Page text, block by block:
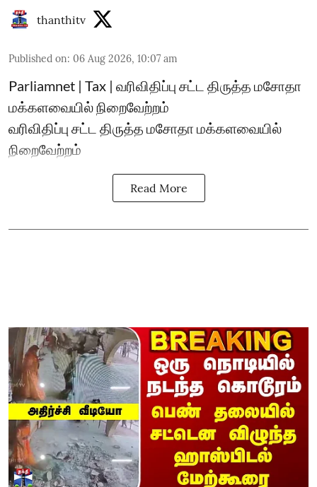
thanthitv
Published on: 06 Aug 2026, 10:07 am
Parliamnet | Tax | வரிவிதிப்பு சட்ட திருத்த மசோதா
மக்களவையில் நிறைவேற்றம்
வரிவிதிப்பு சட்ட திருத்த மசோதா மக்களவையில்
நிறைவேற்றம்
Read More